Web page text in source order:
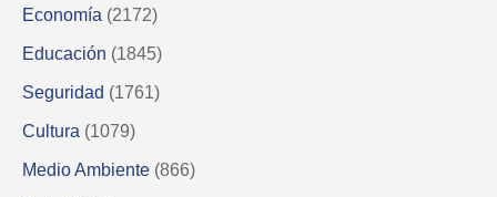
Economía (2172)
Educación (1845)
Seguridad (1761)
Cultura (1079)
Medio Ambiente (866)